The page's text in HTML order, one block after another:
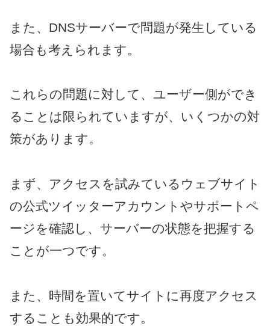
また、DNSサーバーで問題が発生している
場合も考えられます。
これらの問題に対して、ユーザー側ができ
ることは限られていますが、いくつかの対
策があります。
まず、アクセスを試みているウェブサイト
の公式ツイッターアカウントやサポートペ
ージを確認し、サーバーの状態を把握する
ことが一つです。
また、時間を置いてサイトに再度アクセス
することも効果的です。